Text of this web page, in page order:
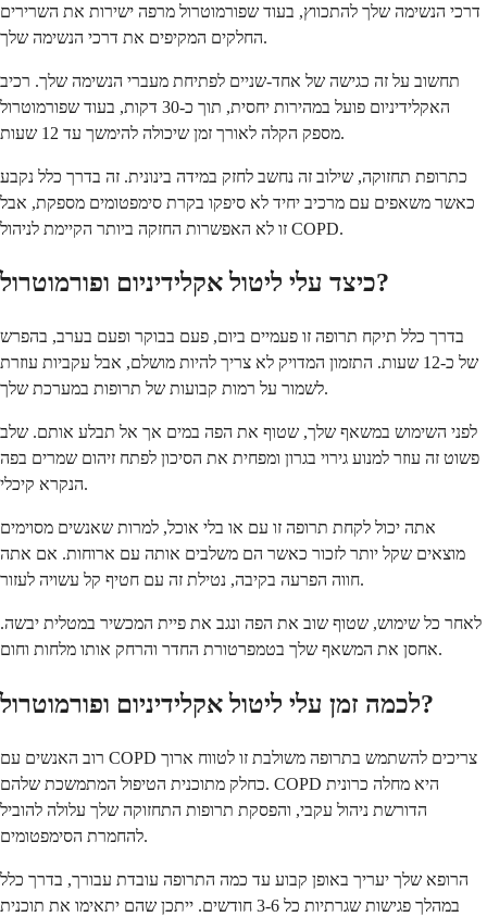
דרכי הנשימה שלך להתכווץ, בעוד שפורמוטרול מרפה ישירות את השרירים
החלקים המקיפים את דרכי הנשימה שלך.
תחשוב על זה כגישה של אחד-שניים לפתיחת מעברי הנשימה שלך. רכיב
האקלידיניום פועל במהירות יחסית, תוך כ-30 דקות, בעוד שפורמוטרול
מספק הקלה לאורך זמן שיכולה להימשך עד 12 שעות.
כתרופת תחזוקה, שילוב זה נחשב לחזק במידה בינונית. זה בדרך כלל נקבע
כאשר משאפים עם מרכיב יחיד לא סיפקו בקרת סימפטומים מספקת, אבל
זו לא האפשרות החזקה ביותר הקיימת לניהול COPD.
כיצד עלי ליטול אקלידיניום ופורמוטרול?
בדרך כלל תיקח תרופה זו פעמיים ביום, פעם בבוקר ופעם בערב, בהפרש
של כ-12 שעות. התזמון המדויק לא צריך להיות מושלם, אבל עקביות עוזרת
לשמור על רמות קבועות של תרופות במערכת שלך.
לפני השימוש במשאף שלך, שטוף את הפה במים אך אל תבלע אותם. שלב
פשוט זה עוזר למנוע גירוי בגרון ומפחית את הסיכון לפתח זיהום שמרים בפה
הנקרא קיכלי.
אתה יכול לקחת תרופה זו עם או בלי אוכל, למרות שאנשים מסוימים
מוצאים שקל יותר לזכור כאשר הם משלבים אותה עם ארוחות. אם אתה
חווה הפרעה בקיבה, נטילת זה עם חטיף קל עשויה לעזור.
לאחר כל שימוש, שטוף שוב את הפה ונגב את פיית המכשיר במטלית יבשה.
אחסן את המשאף שלך בטמפרטורת החדר והרחק אותו מלחות וחום.
לכמה זמן עלי ליטול אקלידיניום ופורמוטרול?
רוב האנשים עם COPD צריכים להשתמש בתרופה משולבת זו לטווח ארוך
כחלק מתוכנית הטיפול המתמשכת שלהם. COPD היא מחלה כרונית
הדורשת ניהול עקבי, והפסקת תרופות התחזוקה שלך עלולה להוביל
להחמרת הסימפטומים.
הרופא שלך יעריך באופן קבוע עד כמה התרופה עובדת עבורך, בדרך כלל
במהלך פגישות שגרתיות כל 3-6 חודשים. ייתכן שהם יתאימו את תוכנית